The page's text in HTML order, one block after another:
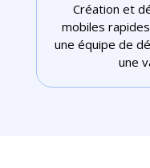
Création et
mobiles
une équipe de
une